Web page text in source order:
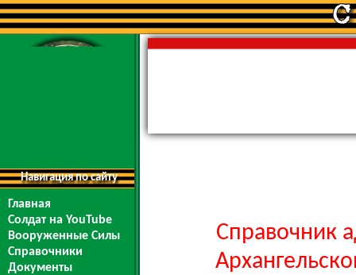
Навигация по сайту
Главная
Солдат на YouTube
Вооруженные Силы
Справочники
Документы
Справочник